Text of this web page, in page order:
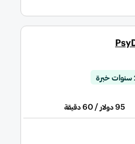
95 دولار / 60 دقيقة